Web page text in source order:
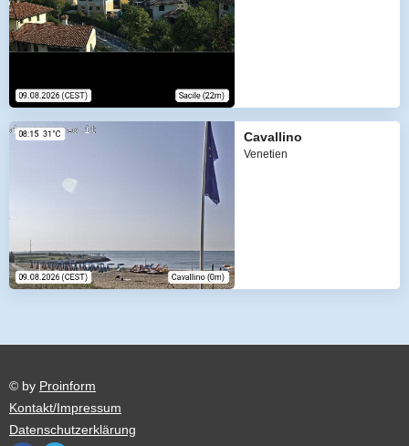
Cavallino
Venetien
© by Proinform
Kontakt/Impressum
Datenschutzerklärung